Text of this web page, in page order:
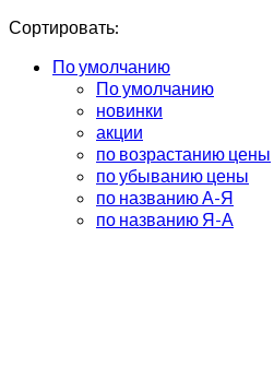
Сортировать:
По умолчанию
По умолчанию
новинки
акции
по возрастанию цены
по убыванию цены
по названию А-Я
по названию Я-А